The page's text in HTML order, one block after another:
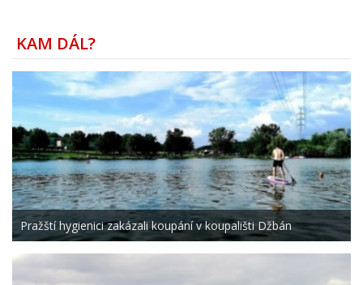
KAM DÁL?
Pražští hygienici zakázali koupání v koupališti Džbán